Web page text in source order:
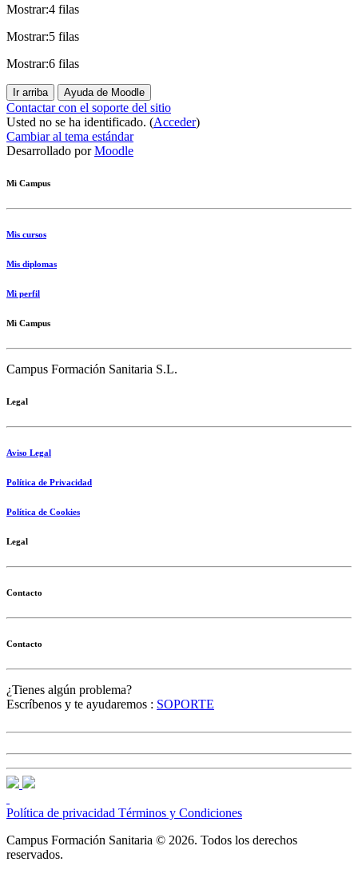
Mostrar:4 filas
Mostrar:5 filas
Mostrar:6 filas
Ir arriba Ayuda de Moodle
Contactar con el soporte del sitio
Usted no se ha identificado. (Acceder)
Cambiar al tema estándar
Desarrollado porMoodle
Mi Campus
Mis cursos
Mis diplomas
Mi perfil
Mi Campus
Campus Formación Sanitaria S.L.
Legal
Aviso Legal
Política de Privacidad
Política de Cookies
Legal
Contacto
Contacto
¿Tienes algún problema?
Escríbenos y te ayudaremos : SOPORTE
Política de privacidad Términos y Condiciones
Campus Formación Sanitaria © 2026. Todos los derechos
reservados.